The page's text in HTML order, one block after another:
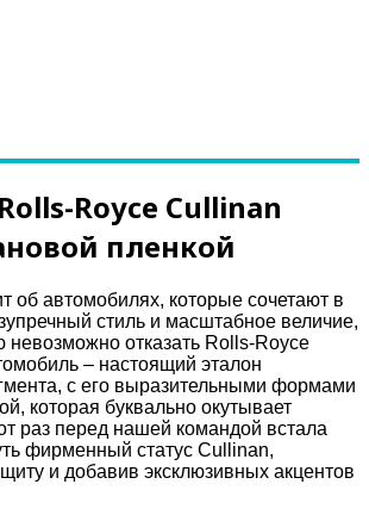
Royce Cullinan
пленкой
об автомобилях, которые сочетают в
стиль и масштабное величие,
отказать Rolls-Royce
– настоящий эталон
с его выразительными формами
которая буквально окутывает
раз перед нашей командой встала
фирменный статус Cullinan,
и добавив эксклюзивных акцентов